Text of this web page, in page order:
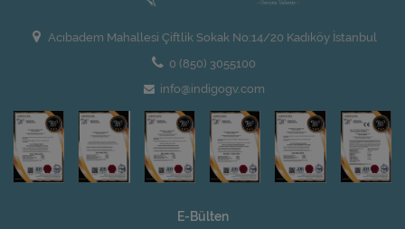
Acıbadem Mahallesi Çiftlik Sokak No:14/20 Kadıköy İstanbul
0 (850) 3055100
info@indigogv.com
E-Bülten